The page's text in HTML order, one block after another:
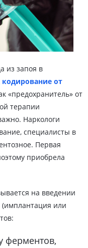
из запоя в
кодирование от
«предохранитель» от
терапии
Наркологи
специалисты в
Первая
приобрела
на введении
или
ферментов,